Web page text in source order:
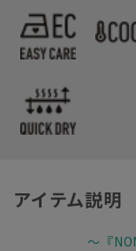
アイテム説明
～『